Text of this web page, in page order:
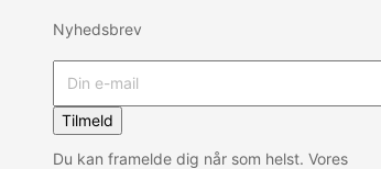
Nyhedsbrev
Tilmeld
Du kan framelde dig når som helst. Vores